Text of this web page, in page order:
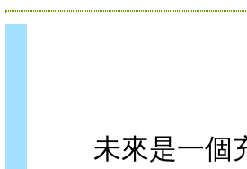
未來是一個充